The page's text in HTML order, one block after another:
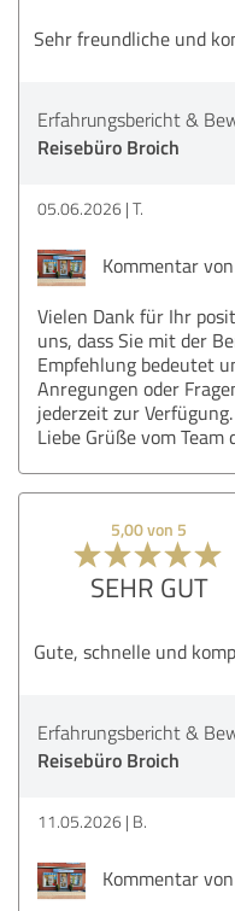
Sehr freundliche und
Erfahrungsbericht &
Reisebüro Broich
05.06.2026 T.
Kommentar
Vielen Dank für Ihr
uns, dass Sie mit der
Empfehlung bedeutet
Anregungen oder
jederzeit zur Verfügung.
Liebe Grüße vom Team
5,00 von 5
SEHR GUT
Gute, schnelle und
Erfahrungsbericht &
Reisebüro Broich
11.05.2026 B.
Kommentar